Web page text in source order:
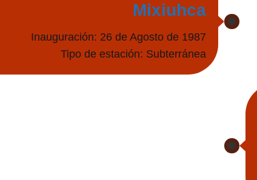
Mixiuhca
Inauguración: 26 de Agosto de 1987
Tipo de estación: Subterránea